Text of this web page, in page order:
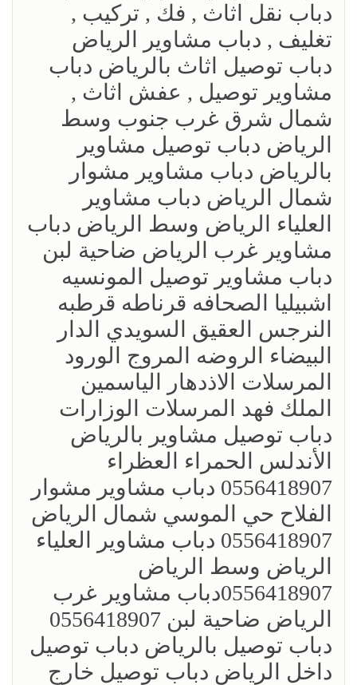
‎دباب نقل اثاث , فك , تركيب ,
تغليف , دباب مشاوير الرياض
دباب توصيل اثاث بالرياض دباب
مشاوير توصيل , عفش اثاث ,
شمال شرق غرب جنوب وسط
الرياض دباب توصيل مشاوير
بالرياض دباب مشاوير مشوار
شمال الرياض دباب مشاوير
العلياء الرياض وسط الرياض دباب
مشاوير غرب الرياض ضاحية لبن
دباب مشاوير توصيل المونسيه
اشبيليا الصحافه قرناطه قرطبه
النرجس العقيق السويدي الدار
البيضاء الروضه المروج الورود
المرسلات الاذدهار الياسمين
الملك فهد المرسلات الوزارات
دباب توصيل مشاوير بالرياض
الأندلس الحمراء العظراء
0556418907 دباب مشاوير مشوار
الفلاح حي الموسي شمال الرياض
0556418907 دباب مشاوير العلياء
الرياض وسط الرياض
0556418907دباب مشاوير غرب
الرياض ضاحية لبن 0556418907
دباب توصيل بالرياض دباب توصيل
داخل الرياض دباب توصيل خارج